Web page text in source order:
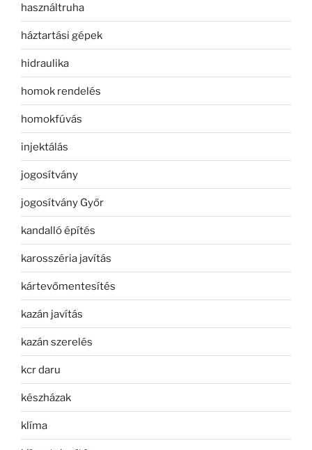
használtruha
háztartási gépek
hidraulika
homok rendelés
homokfúvás
injektálás
jogosítvány
jogosítvány Győr
kandalló építés
karosszéria javítás
kártevőmentesítés
kazán javítás
kazán szerelés
kcr daru
készházak
klíma